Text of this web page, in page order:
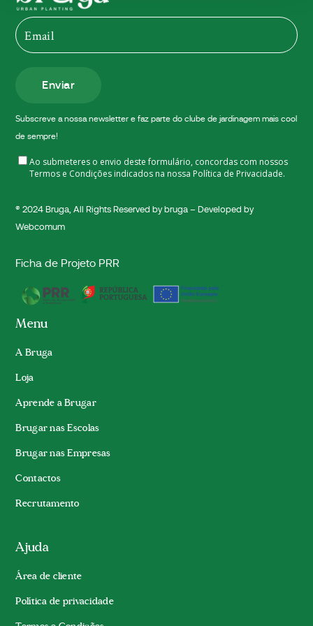
Enviar
Subscreve a nossa newsletter e faz parte do clube de jardinagem mais cool
de sempre!
Ao submeteres o envio deste formulário, concordas com nossos
Termos e Condições indicados na nossa Política de Privacidade.
® 2024Bruga , All Rights Reserved by bruga – Developed by
Webcomum
Ficha de Projeto PRR
Menu
A Bruga
Loja
Aprende a Brugar
Brugar nas Escolas
Brugar nas Empresas
Contactos
Recrutamento
Ajuda
Área de cliente
Política de privacidade